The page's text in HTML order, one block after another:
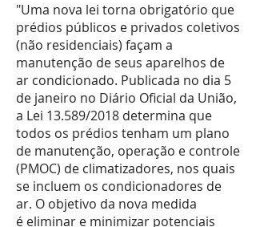
"Uma nova lei torna obrigatório que
prédios públicos e privados coletivos
(não residenciais) façam a
manutenção de seus aparelhos de
ar condicionado. Publicada no dia 5
de janeiro no Diário Oficial da União,
a Lei 13.589/2018 determina que
todos os prédios tenham um plano
de manutenção, operação e controle
(PMOC) de climatizadores, nos quais
se incluem os condicionadores de
ar. O objetivo da nova medida
é eliminar e minimizar potenciais